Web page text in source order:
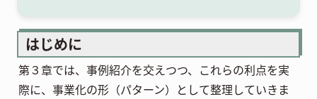
はじめに
第３章では、事例紹介を交えつつ、これらの利点を実
際に、事業化の形（パターン）として整理していきま